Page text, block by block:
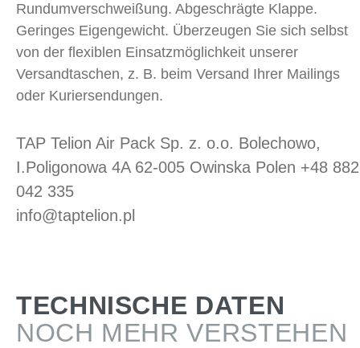
Rundumverschweißung. Abgeschrägte Klappe.
Geringes Eigengewicht. Überzeugen Sie sich selbst
von der flexiblen Einsatzmöglichkeit unserer
Versandtaschen, z. B. beim Versand Ihrer Mailings
oder Kuriersendungen.
TAP Telion Air Pack Sp. z. o.o. Bolechowo,
I.Poligonowa 4A 62-005 Owinska Polen +48 882
042 335
info@taptelion.pl
TECHNISCHE DATEN
NOCH MEHR VERSTEHEN